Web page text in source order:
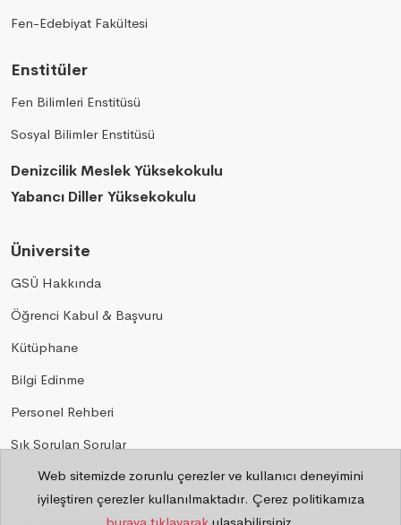
Fen-Edebiyat Fakültesi
Enstitüler
Fen Bilimleri Enstitüsü
Sosyal Bilimler Enstitüsü
Denizcilik Meslek Yüksekokulu
Yabancı Diller Yüksekokulu
Üniversite
GSÜ Hakkında
Öğrenci Kabul & Başvuru
Kütüphane
Bilgi Edinme
Personel Rehberi
Sık Sorulan Sorular
GizlilikWeb sitemizde zorunlu çerezler ve kullanıcı deneyimini
iyileştiren çerezler kullanılmaktadır. Çerez politikamıza